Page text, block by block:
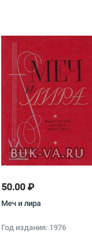
50.00 ₽
Меч и лира
Год издания: 1976